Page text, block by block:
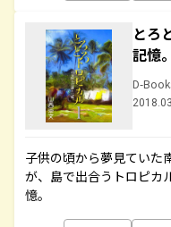
とろ
記憶
D-
子供の頃から夢見ていた
が、島で出合うトロピカ
憶。